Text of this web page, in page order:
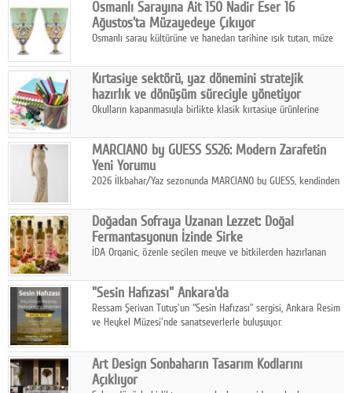
Osmanlı Sarayına Ait 150 Nadir Eser 16
Ağustos'ta Müzayedeye Çıkıyor
Osmanlı saray kültürüne ve hanedan tarihine ışık tutan, müze
Ağustos'ta Arthill Müzecilik'in düzenleyeceği özel müzayedede
koleksiyonerlerle buluşuyor
Kırtasiye sektörü, yaz dönemini stratejik
hazırlık ve dönüşüm süreciyle yönetiyor
Okulların kapanmasıyla birlikte klasik kırtasiye ürünlerine
sanat ve eğitici aktivite ürünleriyle dinamik bir biçimde
geçiriyor.
MARCIANO by GUESS SS26: Modern Zarafetin
Yeni Yorumu
2026 İlkbahar/Yaz sezonunda MARCIANO by GUESS, kendinden
Doğadan Sofraya Uzanan Lezzet: Doğal
Fermantasyonun İzinde Sirke
İDA Organic, özenle seçilen meyve ve bitkilerden hazırlanan
sofralarına taşıyor.
"Sesin Hafızası" Ankara'da
Ressam Şerivan Tutuş'un “Sesin Hafızası” sergisi, Ankara Resim
ve Heykel Müzesi'nde sanatseverlerle buluşuyor.
Art Design Sonbaharın Tasarım Kodlarını
Açıklıyor